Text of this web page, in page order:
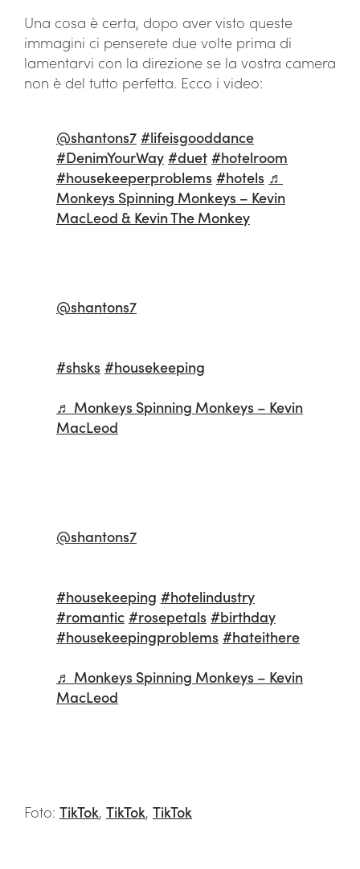
Una cosa è certa, dopo aver visto queste
immagini ci penserete due volte prima di
lamentarvi con la direzione se la vostra camera
non è del tutto perfetta. Ecco i video:
@shantons7 #lifeisgooddance
#DenimYourWay #duet #hotelroom
#housekeeperproblems #hotels ♬
Monkeys Spinning Monkeys – Kevin
MacLeod & Kevin The Monkey
@shantons7
#shsks #housekeeping
♬ Monkeys Spinning Monkeys – Kevin
MacLeod
@shantons7
#housekeeping #hotelindustry
#romantic #rosepetals #birthday
#housekeepingproblems #hateithere
♬ Monkeys Spinning Monkeys – Kevin
MacLeod
Foto: TikTok, TikTok, TikTok